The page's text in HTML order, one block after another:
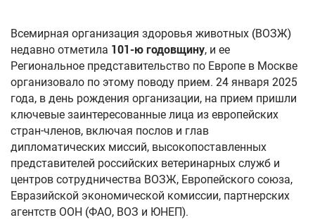
Всемирная организация здоровья животных (ВОЗЖ)
недавно отметила 101-ю годовщину, и ее
Региональное представительство по Европе в Москве
организовало по этому поводу прием. 24 января 2025
года, в день рождения организации, на прием пришли
ключевые заинтересованные лица из европейских
стран-членов, включая послов и глав
дипломатических миссий, высокопоставленных
представителей российских ветеринарных служб и
центров сотрудничества ВОЗЖ, Европейского союза,
Евразийской экономической комиссии, партнерских
агентств ООН (ФАО, ВОЗ и ЮНЕП).